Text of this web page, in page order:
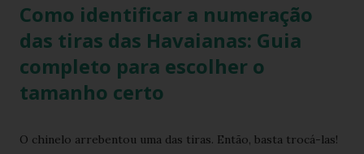
Como identificar a numeração
das tiras das Havaianas: Guia
completo para escolher o
tamanho certo
O chinelo arrebentou uma das tiras. Então, basta trocá-las!